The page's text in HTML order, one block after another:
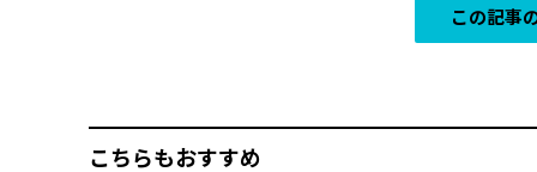
この記事
こちらもおすすめ